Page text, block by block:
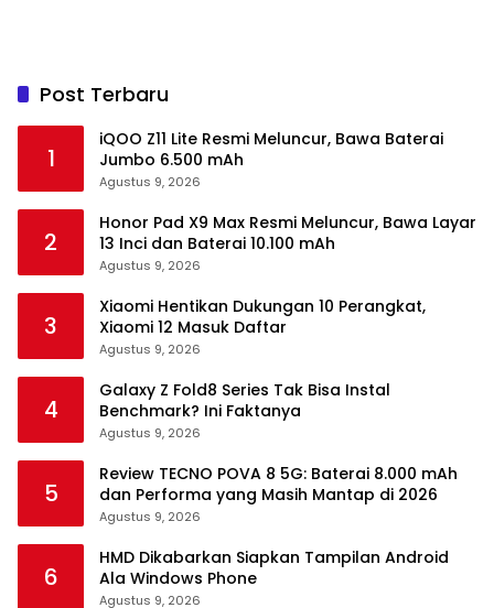
Post Terbaru
1
iQOO Z11 Lite Resmi Meluncur, Bawa Baterai
Jumbo 6.500 mAh
Agustus 9, 2026
2
Honor Pad X9 Max Resmi Meluncur, Bawa Layar
13 Inci dan Baterai 10.100 mAh
Agustus 9, 2026
3
Xiaomi Hentikan Dukungan 10 Perangkat,
Xiaomi 12 Masuk Daftar
Agustus 9, 2026
4
Galaxy Z Fold8 Series Tak Bisa Instal
Benchmark? Ini Faktanya
Agustus 9, 2026
5
Review TECNO POVA 8 5G: Baterai 8.000 mAh
dan Performa yang Masih Mantap di 2026
Agustus 9, 2026
6
HMD Dikabarkan Siapkan Tampilan Android
Ala Windows Phone
Agustus 9, 2026